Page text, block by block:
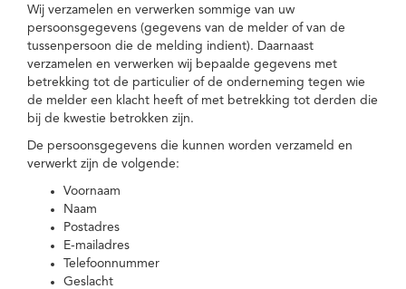
Wij verzamelen en verwerken sommige van uw
persoonsgegevens (gegevens van de melder of van de
tussenpersoon die de melding indient). Daarnaast
verzamelen en verwerken wij bepaalde gegevens met
betrekking tot de particulier of de onderneming tegen wie
de melder een klacht heeft of met betrekking tot derden die
bij de kwestie betrokken zijn.
De persoonsgegevens die kunnen worden verzameld en
verwerkt zijn de volgende:
Voornaam
Naam
Postadres
E-mailadres
Telefoonnummer
Geslacht